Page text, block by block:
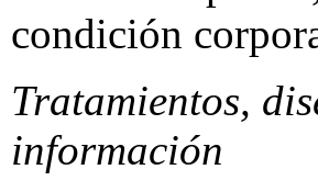
condición
Tratamientos,
información